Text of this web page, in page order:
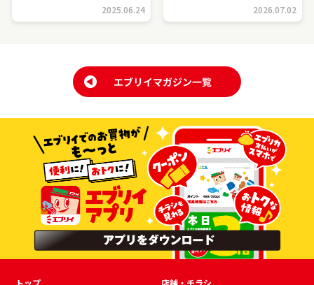
2025.06.24
2026.07.02
トップ 店舗・チラシ